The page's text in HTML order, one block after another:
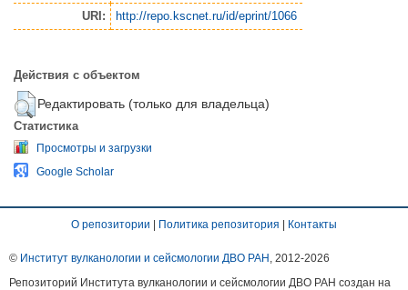
URI: http://repo.kscnet.ru/id/eprint/1066
Действия с объектом
Редактировать (только для владельца)
Статистика
Просмотры и загрузки
Google Scholar
О репозитории | Политика репозитория | Контакты
© Институт вулканологии и сейсмологии ДВО РАН , 2012-2026
Репозиторий Института вулканологии и сейсмологии ДВО РАН создан на